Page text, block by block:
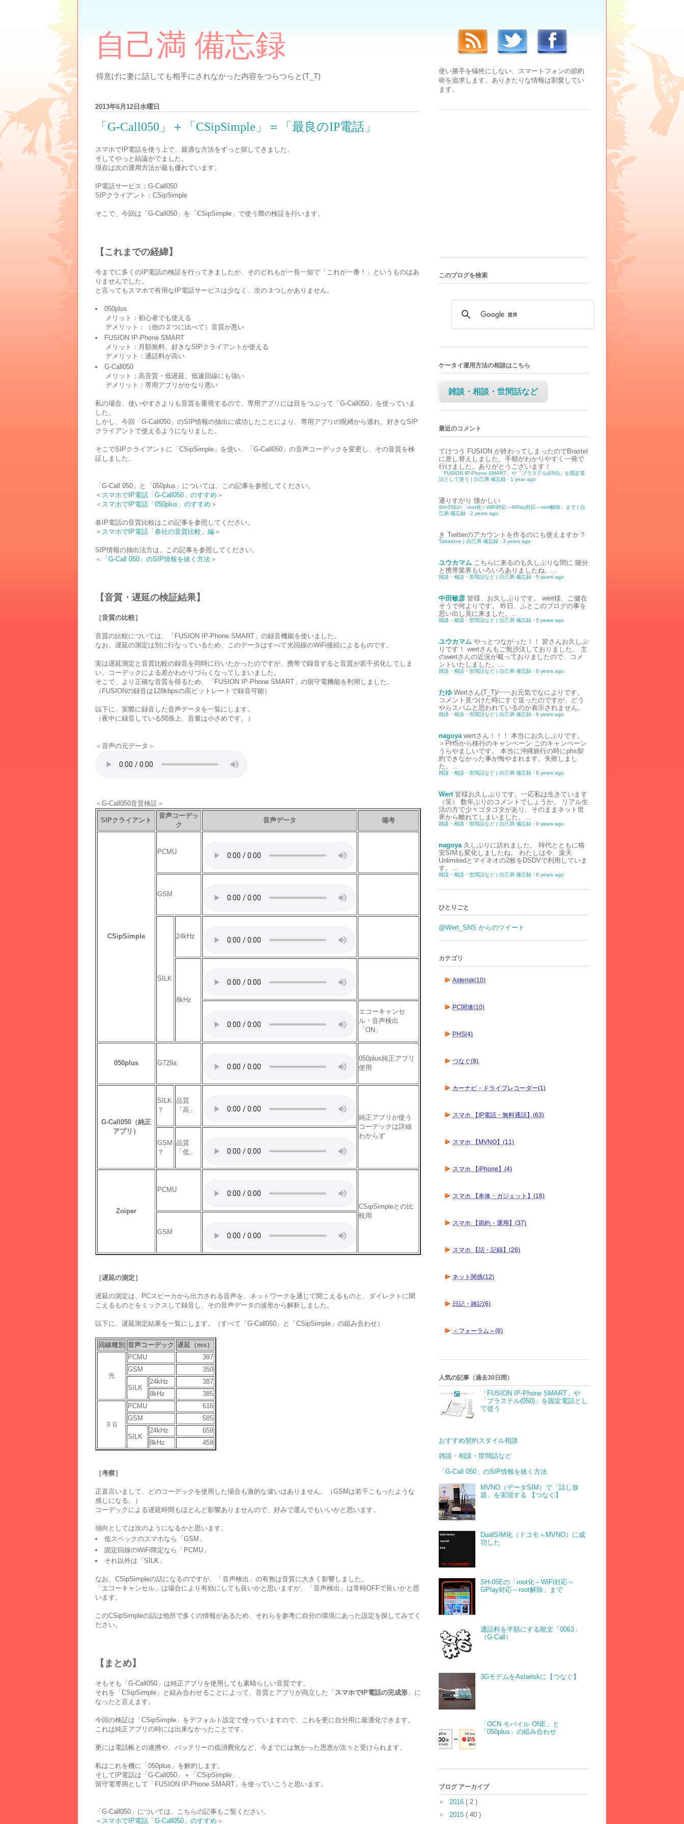
自己満 備忘録
得意げに妻に話しても相手にされなかった内容をつらつらと(T_T)
2013年6月12日水曜日
「G-Call050」＋「CSipSimple」＝「最良のIP電話」
スマホでIP電話を使う上で、最適な方法をずっと探してきました。
そしてやっと結論がでました。
現在は次の運用方法が最も優れています。
IP電話サービス：G-Call050
SIPクライアント：CSipSimple
そこで、今回は「G-Call050」を「CSipSimple」で使う際の検証を行います。
【これまでの経緯】
今までに多くのIP電話の検証を行ってきましたが、そのどれもが一長一短で「これが一番！」というものはあ
りませんでした。
と言ってもスマホで有用なIP電話サービスは少なく、次の３つしかありません。
050plus
メリット：初心者でも使える
デメリット：（他の２つに比べて）音質が悪い
FUSION IP-Phone SMART
メリット：月額無料、好きなSIPクライアントが使える
デメリット：通話料が高い
G-Call050
メリット：高音質・低遅延、低速回線にも強い
デメリット：専用アプリがかなり悪い
私の場合、使いやすさよりも音質を重視するので、専用アプリには目をつぶって「G-Call050」を使っていま
した。
しかし、今回「G-Call050」のSIP情報の抽出に成功したことにより、専用アプリの呪縛から逃れ、好きなSIP
クライアントで使えるようになりました。
そこでSIPクライアントに「CSipSimple」を使い、「G-Call050」の音声コーデックを変更し、その音質を検
証しました。
「G-Call 050」と「050plus」については、この記事を参照してください。
＜ スマホでIP電話「G-Call050」のすすめ ＞
＜ スマホでIP電話「050plus」のすすめ ＞
各IP電話の音質比較はこの記事を参照してください。
＜ スマホでIP電話「各社の音質比較」編 ＞
SIP情報の抽出法方は、この記事を参照してください。
＜
「G-Call 050」のSIP情報を抜く方法 ＞
【音質・遅延の検証結果】
［音質の比較］
音質の比較については、「FUSION IP-Phone SMART」の録音機能を使いました。
なお、遅延の測定は別に行なっているため、このデータはすべて光回線のWiFi接続によるものです。
実は遅延測定と音質比較の録音を同時に行いたかったのですが、携帯で録音すると音質が若干劣化してしま
い、コーデックによる差がわかりづらくなってしまいました。
そこで、より正確な音質を得るため、「FUSION IP-Phone SMART」の留守電機能を利用しました。
（FUSIONの録音は128kbpsの高ビットレートで録音可能）
以下に、実際に録音した音声データを一覧にします。
（夜中に録音している関係上、音量は小さめです。）
＜音声の元データ＞
＜G-Call050音質検証＞
SIPクライアント
音声コーデッ
ク
音声データ 備考
CSipSimple
PCMU
GSM
SILK
24kHz
8kHz
エコーキャンセ
ル・音声検出
「ON」
050plus G729a
050plus純正アプリ
使用
G-Call050（純正
アプリ）
SILK
？
品質
「高」
純正アプリが使う
コーデックは詳細
わからず
GSM
？
品質
「低」
Zoiper
PCMU
CSipSimpleとの比
較用
GSM
［遅延の測定］
遅延の測定は、PCスピーカから出力される音声を、ネットワークを通じて聞こえるものと、ダイレクトに聞
こえるものとをミックスして録音し、その音声データの波形から解析しました。
以下に、遅延測定結果を一覧にします。（すべて「G-Call050」と「CSipSimple」の組み合わせ）
回線種別 音声コーデック 遅延（ms）
光
PCMU
397
GSM
350
SILK
24kHz
387
8kHz
385
３Ｇ
PCMU
616
GSM
585
SILK
24kHz
659
8kHz
459
［考察］
正直言いまして、どのコーデックを使用した場合も激的な違いはありません。（GSMは若干こもったような
感じになる。）
コーデックによる遅延時間もほとんど影響ありませんので、好みで選んでもいいかと思います。
傾向としては次のようになるかと思います。
低スペックのスマホなら「GSM」
固定回線のWiFi限定なら「PCMU」
それ以外は「SILK」
なお、CSipSimpleの話になるのですが、「音声検出」の有無は音質に大きく影響しました。
「エコーキャンセル」は場合により有効にしても良いかと思いますが、「音声検出」は常時OFFで良いかと思
います。
このCSipSimpleの話は他所で多くの情報があるため、それらを参考に自分の環境にあった設定を探してみてく
ださい。
【まとめ】
そもそも「G-Call050」は純正アプリを使用しても素晴らしい音質です。
それを「CSipSimple」と組み合わせることによって、音質とアプリが両立した「 スマホでIP電話の完成形 」に
なったと言えます。
今回の検証は「CSipSimple」をデフォルト設定で使っていますので、これを更に自分用に最適化できます。
これは純正アプリの時には出来なかったことです。
更には電話帳との連携や、バッテリーの低消費化など、今までには無かった恩恵が次々と受けられます。
私はこれを機に「050plus」を解約します。
そしてIP電話は「G-Call050」＋「CSipSimple」、
留守電専用として「FUSION IP-Phone SMART」を使っていこうと思います。
「G-Call050」については、こちらの記事もご覧ください。
＜ スマホでIP電話「G-Call050」のすすめ ＞
使い勝手を犠牲にしない、スマートフォンの節約
術を追求します。ありきたりな情報は割愛してい
ます。
このブログを検索
ケータイ運用方法の相談はこちら
雑談・相談・世間話など
最近のコメント
てけつう FUSION が終わってしまったのでBrastel
に差し替えしました。手順がわかりやすく一発で
行けました。ありがとうございます！
「FUSION IP-Phone SMART」や「ブラステル(050)」を固定電
話として使う | 自己満 備忘録 · 1 year ago
通りすがり 懐かしい
SH-05Eの「root化～WiFi対応～GPlay対応～root解除」まで | 自
己満 備忘録 · 2 years ago
き Twitterのアカウントを作るのにも使えますか？
Talkatone | 自己満 備忘録 · 3 years ago
ユウカマム こちらに来るのも久しぶりな間に 随分
と携帯業界もいろいろありましたね。...
雑談・相談・世間話など | 自己満 備忘録 · 5 years ago
中田敏彦 皆様、お久しぶりです。 wert様、ご健在
そうで何よりです。 昨日、ふとこのブログの事を
思い出し見に来ました。...
雑談・相談・世間話など | 自己満 備忘録 · 5 years ago
ユウカマム やっとつながった！！ 皆さんお久しぶ
りです！ wertさんもご無沙汰しておりました。 主
のwertさんの近況が載っておりましたので、コメ
ントいたしました。...
雑談・相談・世間話など | 自己満 備忘録 · 6 years ago
たゆ Wertさん(T_T)/~~~お元気でなによりです。
コメント見つけた時にすぐ送ったのですが、どう
やらスパムと思われているのか表示されません。
雑談・相談・世間話など | 自己満 備忘録 · 6 years ago
nagoya wertさん！！！ 本当にお久しぶりです。
＞PHSから移行のキャンペーン このキャンペーン
うらやましいです。 本当に沖縄旅行の時にphs契
約できなかった事が悔やまれます。失敗しまし
た。...
雑談・相談・世間話など | 自己満 備忘録 · 6 years ago
Wert 皆様お久しぶりです。一応私は生きています
（笑） 数年ぶりのコメントでしょうか。 リアル生
活の方で少々ゴタゴタがあり、そのままネット世
界から離れてしまいました。...
雑談・相談・世間話など | 自己満 備忘録 · 6 years ago
nagoya 久しぶりに訪れました。 時代とともに格
安SIMも変化しましたね。 わたしは今、楽天
Unlimitedとマイネオの2枚をDSDVで利用していま
す。...
雑談・相談・世間話など | 自己満 備忘録 · 6 years ago
ひとりごと
@Wert_SNS からのツイート
カテゴリ
Asterisk(10)
PC関連(10)
PHS(4)
つなぐ(8)
カーナビ・ドライブレコーダー(1)
スマホ 【IP電話・無料通話】(63)
スマホ 【MVNO】(11)
スマホ 【iPhone】(4)
スマホ 【本体・ガジェット】(16)
スマホ 【節約・運用】(37)
スマホ 【話・記録】(26)
ネット関係(12)
日記・雑記(6)
＜フォーラム＞(6)
人気の記事（過去30日間）
「FUSION IP-Phone SMART」や
「ブラステル(050)」を固定電話とし
て使う
おすすめ契約スタイル相談
雑談・相談・世間話など
「G-Call 050」のSIP情報を抜く方法
MVNO（データSIM）で「話し放
題」を実現する 【つなぐ】
DualSIM化（ドコモ＋MVNO）に成
功した
SH-05Eの「root化～WiFi対応～
GPlay対応～root解除」まで
通話料を半額にする呪文「0063」
（G-Call）
3GモデムをAsteriskに【つなぐ】
「OCN モバイル ONE」と
「050plus」の組み合わせ
ブログ アーカイブ
► 2016 ( 2 )
► 2015 ( 40 )